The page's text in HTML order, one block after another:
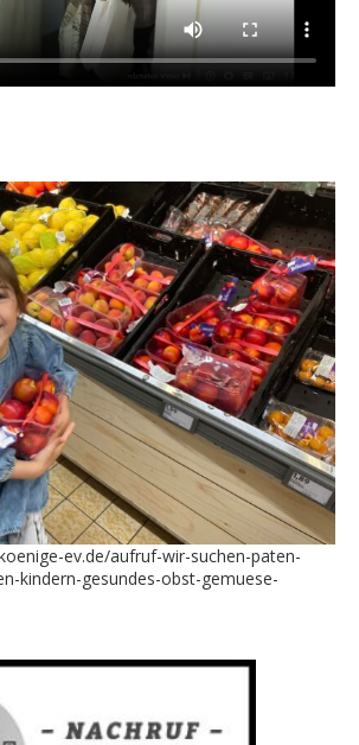
ev.de/aufruf-wir-suchen-paten-
kindern-gesundes-obst-gemuese-